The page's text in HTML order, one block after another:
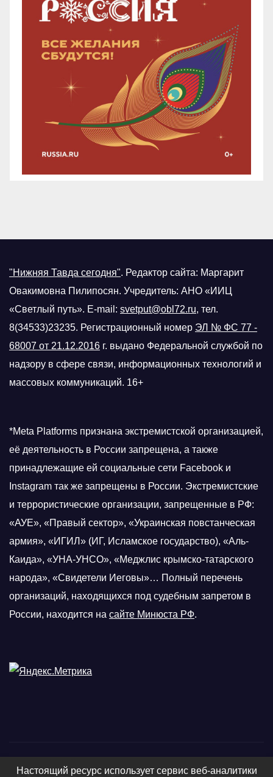
"Нижняя Тавда сегодня". Редактор сайта: Маргарит
Овакимовна Пилипосян. Учредитель: АНО «ИИЦ
«Светлый путь». E-mail: svetput@obl72.ru, тел.
8(34533)23235. Регистрационный номер ЭЛ № ФС 77 -
68007 от 21.12.2016 г. выдано Федеральной службой по
надзору в сфере связи, информационных технологий и
массовых коммуникаций. 16+
*Meta Platforms признана экстремистской организацией,
её деятельность в России запрещена, а также
принадлежащие ей социальные сети Facebook и
Instagram так же запрещены в России. Экстремистские
и террористические организации, запрещенные в РФ:
«АУЕ», «Правый сектор», «Украинская повстанческая
армия», «ИГИЛ» (ИГ, Исламское государство), «Аль-
Каида», «УНА-УНСО», «Меджлис крымско-татарского
народа», «Свидетели Иеговы»… Полный перечень
организаций, находящихся под судебным запретом в
России, находится на сайте Минюста РФ.
Настоящий ресурс использует сервис веб-аналитики